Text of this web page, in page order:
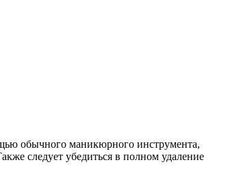
обычного маникюрного инструмента,
следует убедиться в полном удаление